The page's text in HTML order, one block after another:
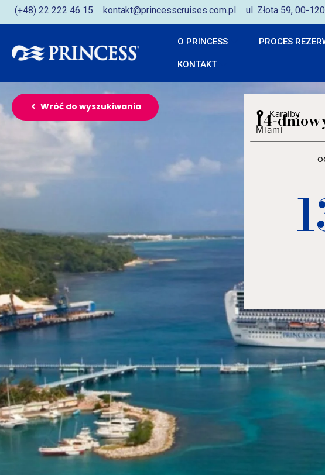
(+48) 22 222 46 15 kontakt@princesscruises.com.pl ul. Złota 59, 00-
O PRINCESS PROCES
KONTAKT
Wróć do wyszukiwania
Karaiby
14-
Miami